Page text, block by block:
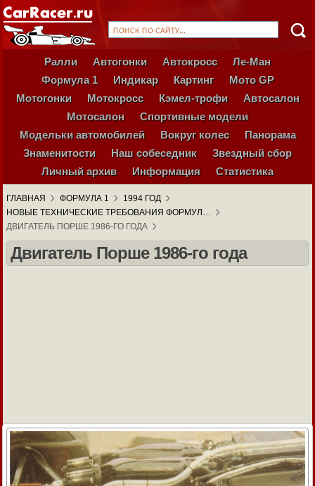
Ралли Автогонки Автокросс
Ле-Ман
Формула 1
Индикар Картинг
Мото GP
Мотогонки
Мотокросс Кэмел-трофи
Автосалон
Мотосалон
Спортивные модели
Модельки автомобилей
Вокруг колес
Панорама
Знаменитости
Наш собеседник
Звездный сбор
Личный архив
Информация Статистика
ГЛАВНАЯ ФОРМУЛА 1
1994 ГОД
НОВЫЕ ТЕХНИЧЕСКИЕ ТРЕБОВАНИЯ ФОРМУЛ…
ДВИГАТЕЛЬ ПОРШЕ 1986-ГО ГОДА
Двигатель Порше 1986-го года